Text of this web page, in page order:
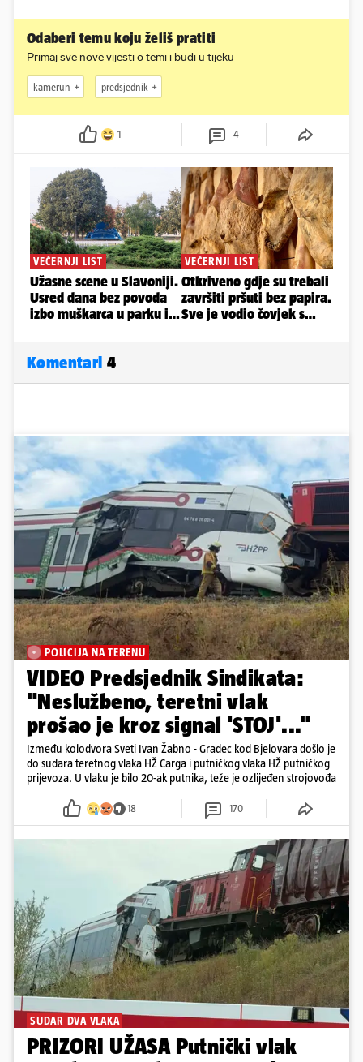
Odaberi temu koju želiš pratiti
Primaj sve nove vijesti o temi i budi u tijeku
kamerun predsjednik
1 4
Komentari 4
POLICIJA NA TERENU
VIDEO Predsjednik Sindikata:
"Neslužbeno, teretni vlak
prošao je kroz signal 'STOJ'..."
Između kolodvora Sveti Ivan Žabno - Gradec kod Bjelovara došlo je
do sudara teretnog vlaka HŽ Carga i putničkog vlaka HŽ putničkog
prijevoza. U vlaku je bilo 20-ak putnika, teže je ozlijeđen strojovođa
18 170
SUDAR DVA VLAKA
PRIZORI UŽASA Putnički vlak